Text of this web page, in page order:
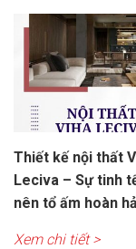
Thiết kế nội thất
Leciva – Sự tinh
nên tổ ấm hoàn
Xem chi tiết >